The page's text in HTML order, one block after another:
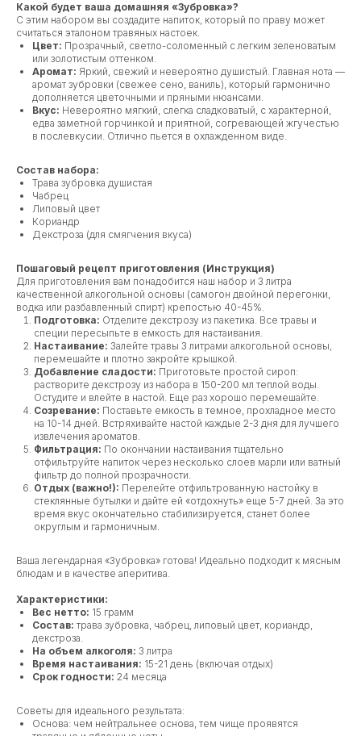
Какой будет ваша домашняя «Зубровка»?
С этим набором вы создадите напиток, который по праву может
считаться эталоном травяных настоек.
Цвет: Прозрачный, светло-соломенный с легким зеленоватым
или золотистым оттенком.
Аромат: Яркий, свежий и невероятно душистый. Главная нота —
аромат зубровки (свежее сено, ваниль), который гармонично
дополняется цветочными и пряными нюансами.
Вкус: Невероятно мягкий, слегка сладковатый, с характерной,
едва заметной горчинкой и приятной, согревающей жгучестью
в послевкусии. Отлично пьется в охлажденном виде.
Состав набора:
Трава зубровка душистая
Чабрец
Липовый цвет
Кориандр
Декстроза (для смягчения вкуса)
Пошаговый рецепт приготовления (Инструкция)
Для приготовления вам понадобится наш набор и 3 литра
качественной алкогольной основы (самогон двойной перегонки,
водка или разбавленный спирт) крепостью 40-45%.
Подготовка: Отделите декстрозу из пакетика. Все травы и
специи пересыпьте в емкость для настаивания.
Настаивание: Залейте травы 3 литрами алкогольной основы,
перемешайте и плотно закройте крышкой.
Добавление сладости: Приготовьте простой сироп:
растворите декстрозу из набора в 150-200 мл теплой воды.
Остудите и влейте в настой. Еще раз хорошо перемешайте.
Созревание: Поставьте емкость в темное, прохладное место
на 10-14 дней. Встряхивайте настой каждые 2-3 дня для лучшего
извлечения ароматов.
Фильтрация: По окончании настаивания тщательно
отфильтруйте напиток через несколько слоев марли или ватный
фильтр до полной прозрачности.
Отдых (важно!): Перелейте отфильтрованную настойку в
стеклянные бутылки и дайте ей «отдохнуть» еще 5-7 дней. За это
время вкус окончательно стабилизируется, станет более
округлым и гармоничным.
Ваша легендарная «Зубровка» готова! Идеально подходит к мясным
блюдам и в качестве аперитива.
Характеристики:
Вес нетто: 15 грамм
Состав: трава зубровка, чабрец, липовый цвет, кориандр,
декстроза.
На объем алкоголя: 3 литра
Время настаивания: 15-21 день (включая отдых)
Срок годности: 24 месяца
Советы для идеального результата:
Основа: чем нейтральнее основа, тем чище проявятся